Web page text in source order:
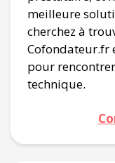
meilleure
cherchez à
Cofondateur.fr
pour
technique.